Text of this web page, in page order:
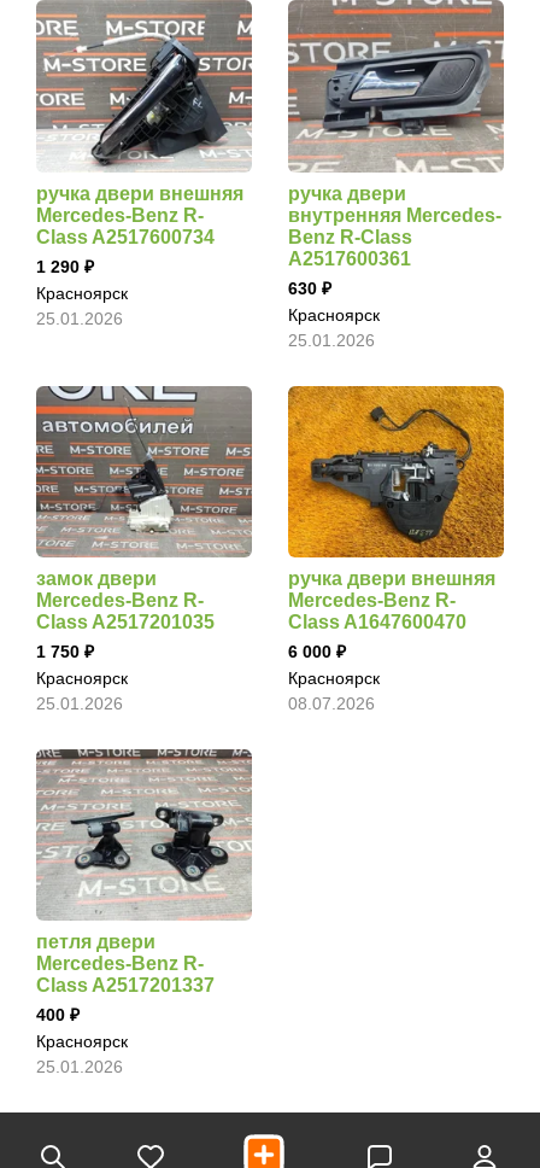
ручка двери внешняя
Mercedes-Benz R-
Class A2517600734
1 290
Красноярск
25.01.2026
ручка двери
внутренняя Mercedes-
Benz R-Class
A2517600361
630
Красноярск
25.01.2026
замок двери
Mercedes-Benz R-
Class A2517201035
1 750
Красноярск
25.01.2026
ручка двери внешняя
Mercedes-Benz R-
Class A1647600470
6 000
Красноярск
08.07.2026
петля двери
Mercedes-Benz R-
Class A2517201337
400
Красноярск
25.01.2026